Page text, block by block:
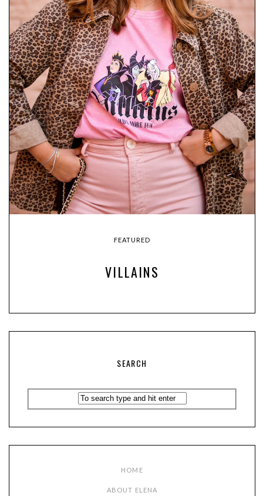
FEATURED
VILLAINS
SEARCH
HOME
ABOUT ELENA